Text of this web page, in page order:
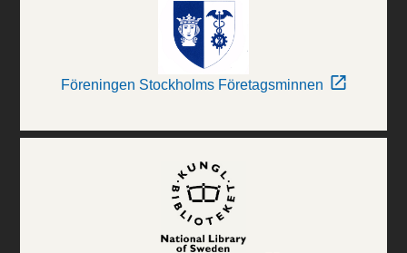
Föreningen Stockholms Företagsminnen